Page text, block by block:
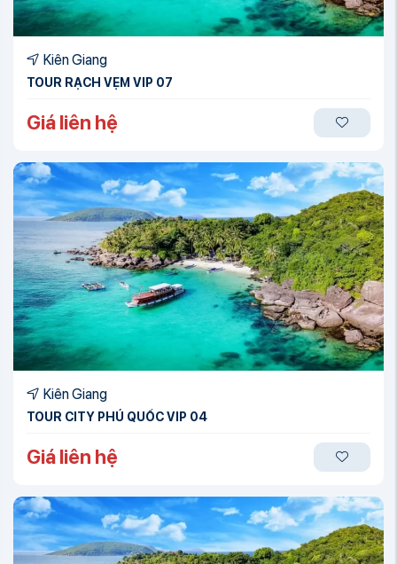
Kiên Giang
TOUR RẠCH VẸM VIP 07
Giá liên hệ
Kiên Giang
TOUR CITY PHÚ QUỐC VIP 04
Giá liên hệ